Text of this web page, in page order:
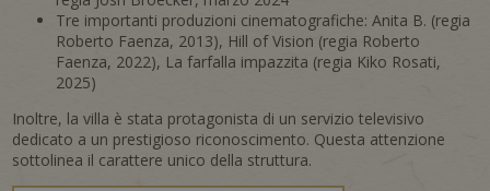
Tre importanti produzioni cinematografiche: Anita B. (regia
Roberto Faenza, 2013), Hill of Vision (regia Roberto
Faenza, 2022), La farfalla impazzita (regia Kiko Rosati,
2025)
Inoltre, la villa è stata protagonista di un servizio televisivo
dedicato a un prestigioso riconoscimento. Questa attenzione
sottolinea il carattere unico della struttura.